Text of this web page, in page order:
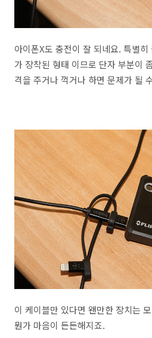
아이폰X도 충전이 잘 되네요. 특별
가 장착된 형태 이므로 단자 부분이
격을 주거나 꺽거나 하면 문제가 될
이 케이블만 있다면 왠만한 장치는
뭔가 마음이 든든해지죠.